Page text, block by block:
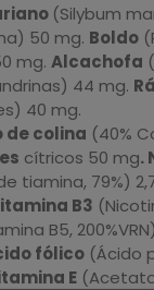
(Silybum
50 mg. Boldo
mg. Alcachofa
44 mg.
40 mg.
colina (40%
cítricos 50 mg.
tiamina, 79%)
B3
B5, 200%VRN)
fólico (Ácido
E